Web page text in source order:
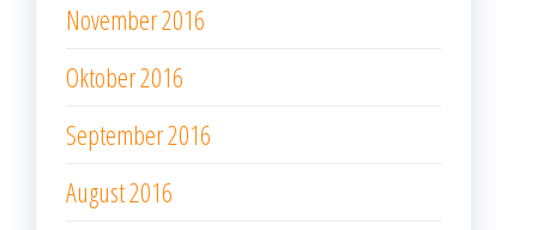
November 2016
Oktober 2016
September 2016
August 2016